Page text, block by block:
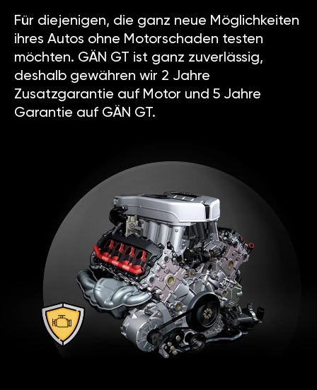
Für diejenigen, die ganz neue Möglichkeiten
ihres Autos ohne Motorschaden testen
möchten. GÄN GT ist ganz zuverlässig,
deshalb gewähren wir 2 Jahre
Zusatzgarantie auf Motor und 5 Jahre
Garantie auf GÄN GT.